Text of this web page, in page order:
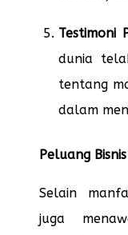
Testimoni
dunia
tentang
dalam
Peluang
Selain
juga